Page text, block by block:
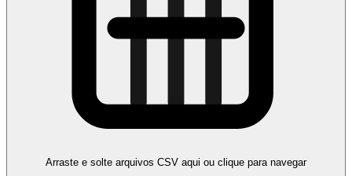
Arraste e solte arquivos CSV aqui ou clique para navegar